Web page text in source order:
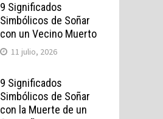
9 Significados
Simbólicos de Soñar
con un Vecino Muerto
11 julio, 2026
9 Significados
Simbólicos de Soñar
con la Muerte de un